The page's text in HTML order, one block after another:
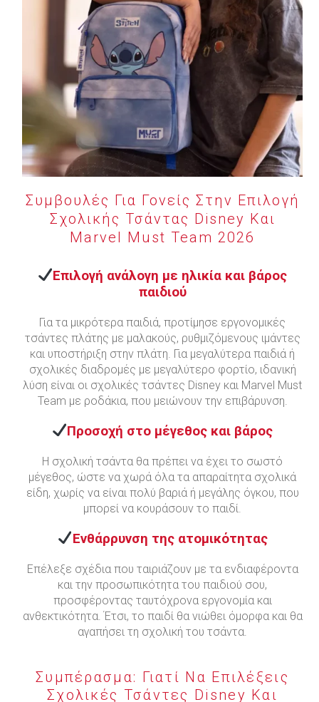
Συμβουλές Για Γονείς Στην Επιλογή
Σχολικής Τσάντας Disney Και
Marvel Must Team 2026
Επιλογή ανάλογη με ηλικία και βάρος
παιδιού
Για τα μικρότερα παιδιά, προτίμησε εργονομικές
τσάντες πλάτης με μαλακούς, ρυθμιζόμενους ιμάντες
και υποστήριξη στην πλάτη. Για μεγαλύτερα παιδιά ή
σχολικές διαδρομές με μεγαλύτερο φορτίο, ιδανική
λύση είναι οι σχολικές τσάντες Disney και Marvel Must
Team με ροδάκια, που μειώνουν την επιβάρυνση.
Προσοχή στο μέγεθος και βάρος
Η σχολική τσάντα θα πρέπει να έχει το σωστό
μέγεθος, ώστε να χωρά όλα τα απαραίτητα σχολικά
είδη, χωρίς να είναι πολύ βαριά ή μεγάλης όγκου, που
μπορεί να κουράσουν το παιδί.
Ενθάρρυνση της ατομικότητας
Επέλεξε σχέδια που ταιριάζουν με τα ενδιαφέροντα
και την προσωπικότητα του παιδιού σου,
προσφέροντας ταυτόχρονα εργονομία και
ανθεκτικότητα. Έτσι, το παιδί θα νιώθει όμορφα και θα
αγαπήσει τη σχολική του τσάντα.
Συμπέρασμα: Γιατί Να Επιλέξεις
Σχολικές Τσάντες Disney Και